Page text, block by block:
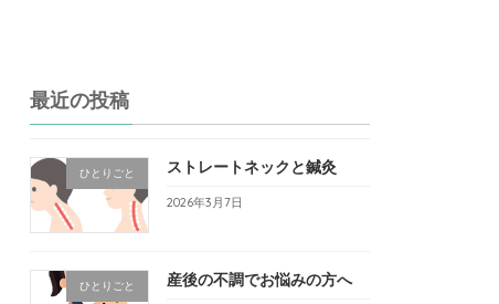
最近の投稿
ひとりごと ストレートネックと鍼灸
2026年3月7日
ひとりごと 産後の不調でお悩みの方へ